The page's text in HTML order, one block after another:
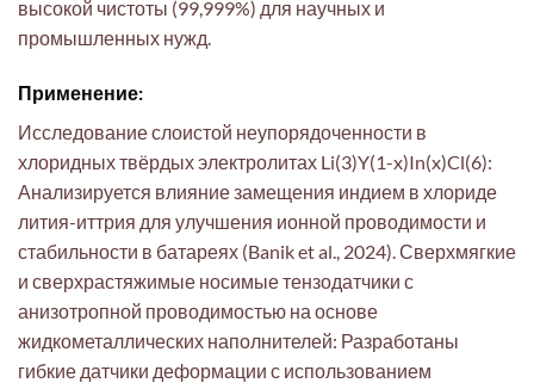
высокой чистоты (99,999%) для научных и
промышленных нужд.
Применение:
Исследование слоистой неупорядоченности в
хлоридных твёрдых электролитах Li(3)Y(1-x)In(x)Cl(6):
Анализируется влияние замещения индием в хлориде
лития-иттрия для улучшения ионной проводимости и
стабильности в батареях (Banik et al., 2024). Сверхмягкие
и сверхрастяжимые носимые тензодатчики с
анизотропной проводимостью на основе
жидкометаллических наполнителей: Разработаны
гибкие датчики деформации с использованием